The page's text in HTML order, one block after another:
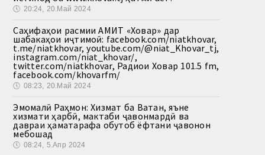
🕔 20:24, 20.Май 2024
Саҳифаҳои расмии АМИТ «Ховар» дар
шабакаҳои иҷтимоӣ: facebook.com/niatkhovar,
t.me/niatkhovar, youtube.com/@niat_Khovar_tj,
instagram.com/niat_khovar/,
twitter.com/niatkhovar, Радиои Ховар 101.5 fm,
facebook.com/khovarfm/
🕔 08:23, 20.Май 2024
Эмомалӣ Раҳмон: Хизмат ба Ватан, яъне
хизмати ҳарбӣ, мактаби ҷавонмардӣ ва
давраи ҳаматарафа обутоб ёфтани ҷавонон
мебошад
🕔 08:24, 5.Апр 2024